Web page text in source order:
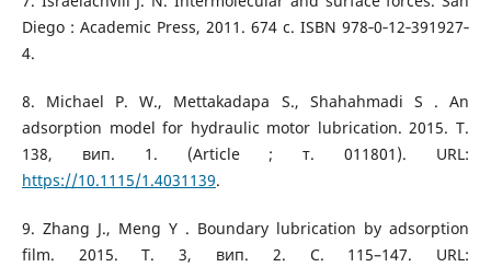
Diego : Academic Press, 2011. 674 с. ISBN 978‐0‐12‐391927‐
4.
8. Michael P. W., Mettakadapa S., Shahahmadi S . An
adsorption model for hydraulic motor lubrication. 2015. Т.
138, вип. 1. (Article ; т. 011801). URL:
https://10.1115/1.4031139.
9. Zhang J., Meng Y . Boundary lubrication by adsorption
film. 2015. Т. 3, вип. 2. С. 115–147. URL: